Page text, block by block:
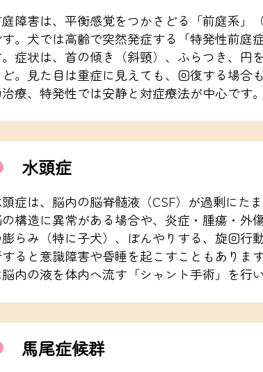
障害は、平衡感覚をつかさどる「前庭系」
す。犬では高齢で突然発症する「特発性前庭
症状は、首の傾き（斜頸）、ふらつき、円
ど。見た目は重症に見えても、回復する場合
療、特発性では安静と対症療法が中心です
水頭症
症は、脳内の脳脊髄液（CSF）が過剰にた
構造に異常がある場合や、炎症・腫瘍・外
膨らみ（特に子犬）、ぼんやりする、旋回行
ると意識障害や昏睡を起こすこともありま
脳内の液を体内へ流す「シャント手術」を行
馬尾症候群